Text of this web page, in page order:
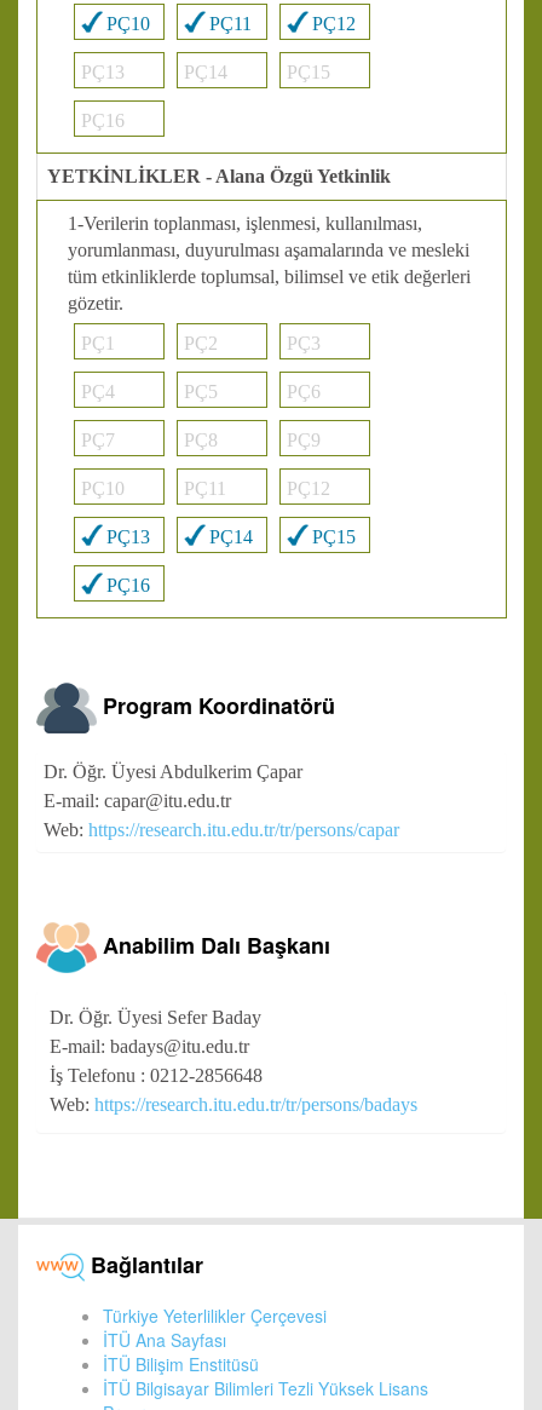
PÇ10 PÇ11 PÇ12
PÇ13 PÇ14 PÇ15
PÇ16
YETKİNLİKLER - Alana Özgü Yetkinlik
1-Verilerin toplanması, işlenmesi, kullanılması,
yorumlanması, duyurulması aşamalarında ve mesleki
tüm etkinliklerde toplumsal, bilimsel ve etik değerleri
gözetir.
PÇ1
PÇ2 PÇ3
PÇ4 PÇ5 PÇ6
PÇ7 PÇ8 PÇ9
PÇ10 PÇ11 PÇ12
PÇ13 PÇ14 PÇ15
PÇ16
Program Koordinatörü
Dr. Öğr. Üyesi Abdulkerim Çapar
E-mail: capar@itu.edu.tr
Web: https://research.itu.edu.tr/tr/persons/capar
Anabilim Dalı Başkanı
Dr. Öğr. Üyesi Sefer Baday
E-mail: badays@itu.edu.tr
İş Telefonu : 0212-2856648
Web: https://research.itu.edu.tr/tr/persons/badays
Bağlantılar
Türkiye Yeterlilikler Çerçevesi
İTÜ Ana Sayfası
İTÜ Bilişim Enstitüsü
İTÜ Bilgisayar Bilimleri Tezli Yüksek Lisans